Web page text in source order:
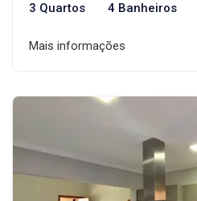
3 Quartos 4 Banheiros
Mais informações